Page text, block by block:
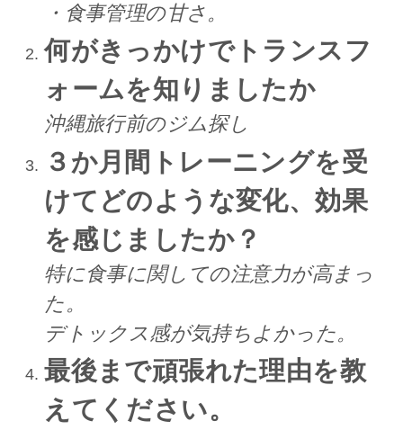
・食事管理の甘さ。
何がきっかけでトランスフ
ォームを知りましたか
沖縄旅行前のジム探し
３か月間トレーニングを受
けてどのような変化、効果
を感じましたか？
特に食事に関しての注意力が高まっ
た。
デトックス感が気持ちよかった。
最後まで頑張れた理由を教
えてください。